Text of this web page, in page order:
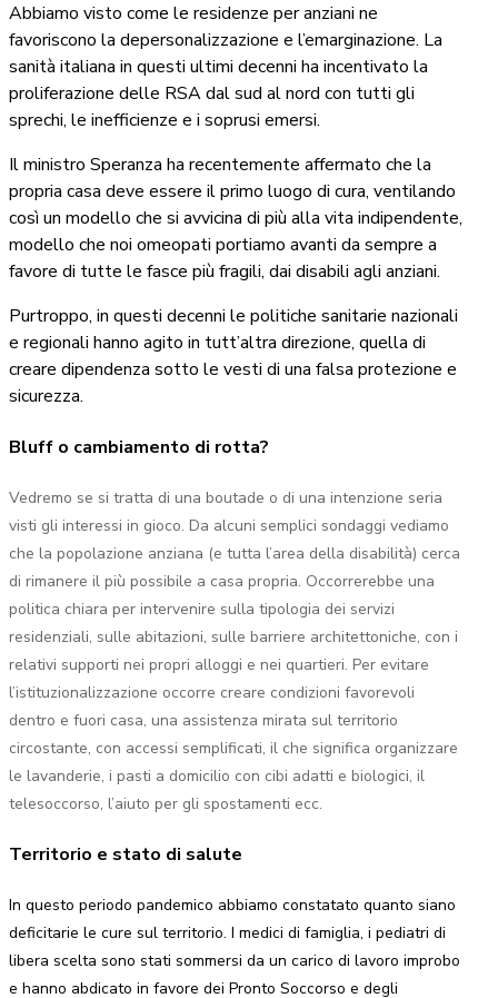
Abbiamo visto come le residenze per anziani ne
favoriscono la depersonalizzazione e l’emarginazione. La
sanità italiana in questi ultimi decenni ha incentivato la
proliferazione delle RSA dal sud al nord con tutti gli
sprechi, le inefficienze e i soprusi emersi.
Il ministro Speranza ha recentemente affermato che la
propria casa deve essere il primo luogo di cura, ventilando
così un modello che si avvicina di più alla vita indipendente,
modello che noi omeopati portiamo avanti da sempre a
favore di tutte le fasce più fragili, dai disabili agli anziani.
Purtroppo, in questi decenni le politiche sanitarie nazionali
e regionali hanno agito in tutt’altra direzione, quella di
creare dipendenza sotto le vesti di una falsa protezione e
sicurezza.
Bluff o cambiamento di rotta?
Vedremo se si tratta di una boutade o di una intenzione seria
visti gli interessi in gioco. Da alcuni semplici sondaggi vediamo
che la popolazione anziana (e tutta l’area della disabilità) cerca
di rimanere il più possibile a casa propria. Occorrerebbe una
politica chiara per intervenire sulla tipologia dei servizi
residenziali, sulle abitazioni, sulle barriere architettoniche, con i
relativi supporti nei propri alloggi e nei quartieri. Per evitare
l’istituzionalizzazione occorre creare condizioni favorevoli
dentro e fuori casa, una assistenza mirata sul territorio
circostante, con accessi semplificati, il che significa organizzare
le lavanderie, i pasti a domicilio con cibi adatti e biologici, il
telesoccorso, l’aiuto per gli spostamenti ecc.
Territorio e stato di salute
In questo periodo pandemico abbiamo constatato quanto siano
deficitarie le cure sul territorio. I medici di famiglia, i pediatri di
libera scelta sono stati sommersi da un carico di lavoro improbo
e hanno abdicato in favore dei Pronto Soccorso e degli